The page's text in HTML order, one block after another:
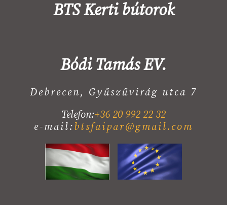
BTS Kerti bútorok
Bódi Tamás EV.
Debrecen, Gyűszűvirág utca 7
Telefon:+36 20 992 22 32
e-mail:btsfaipar@gmail.com